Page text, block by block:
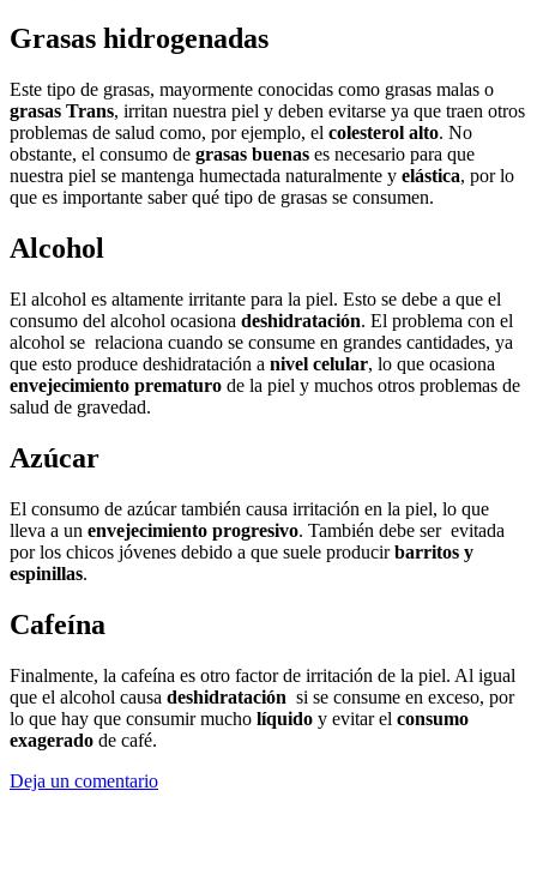
Grasas hidrogenadas
Este tipo de grasas, mayormente conocidas como grasas malas o
grasas Trans, irritan nuestra piel y deben evitarse ya que traen otros
problemas de salud como, por ejemplo, el colesterol alto. No
obstante, el consumo de grasas buenas es necesario para que
nuestra piel se mantenga humectada naturalmente y elástica, por lo
que es importante saber qué tipo de grasas se consumen.
Alcohol
El alcohol es altamente irritante para la piel. Esto se debe a que el
consumo del alcohol ocasiona deshidratación. El problema con el
alcohol se relaciona cuando se consume en grandes cantidades, ya
que esto produce deshidratación a nivel celular, lo que ocasiona
envejecimiento prematuro de la piel y muchos otros problemas de
salud de gravedad.
Azúcar
El consumo de azúcar también causa irritación en la piel, lo que
lleva a un envejecimiento progresivo. También debe ser evitada
por los chicos jóvenes debido a que suele producirbarritos y
espinillas.
Cafeína
Finalmente, la cafeína es otro factor de irritación de la piel. Al igual
que el alcohol causa deshidratación si se consume en exceso, por
lo que hay que consumir mucho líquido y evitar el consumo
exagerado de café.
Deja un comentario